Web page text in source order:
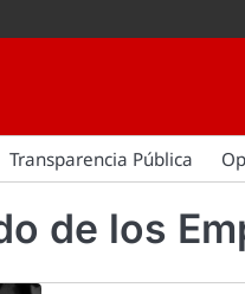
Transparencia Pública
de los